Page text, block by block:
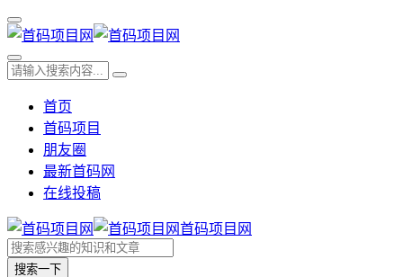
首页
首码项目
朋友圈
最新首码网
在线投稿
首码项目网
搜索一下